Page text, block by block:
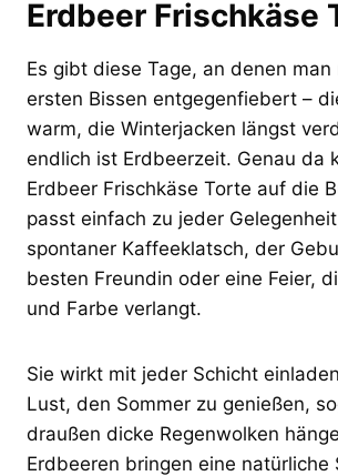
Erdbeer Frischkäse
Es gibt diese Tage, an denen man
ersten Bissen entgegenfiebert –
warm, die Winterjacken längst
endlich ist Erdbeerzeit. Genau da
Erdbeer Frischkäse Torte auf die
passt einfach zu jeder
spontaner Kaffeeklatsch, der
besten Freundin oder eine Feier,
und Farbe verlangt.
Sie wirkt mit jeder Schicht
Lust, den Sommer zu genießen,
draußen dicke Regenwolken
Erdbeeren bringen eine natürliche